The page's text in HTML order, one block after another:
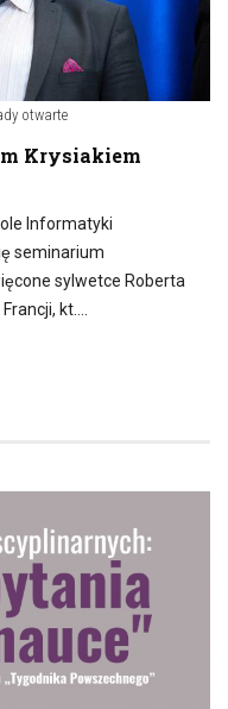
otwarte
Krysiakiem
Informatyki
seminarium
sylwetce Roberta
kt….